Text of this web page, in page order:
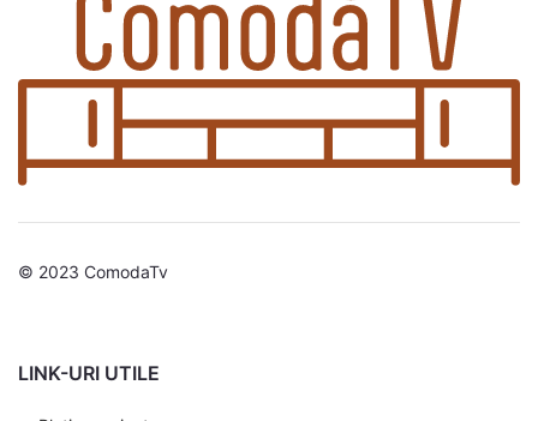
© 2023 ComodaTv
LINK-URI UTILE